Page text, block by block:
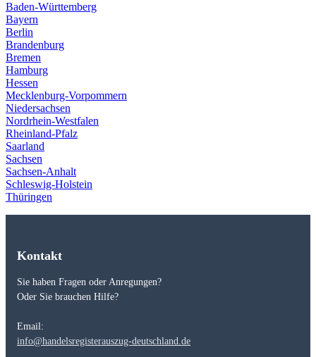
Baden-Württemberg
Bayern
Berlin
Brandenburg
Bremen
Hamburg
Hessen
Mecklenburg-Vorpommern
Niedersachsen
Nordrhein-Westfalen
Rheinland-Pfalz
Saarland
Sachsen
Sachsen-Anhalt
Schleswig-Holstein
Thüringen
Kontakt
Sie haben Fragen oder Anregungen?
Oder Sie brauchen Hilfe?
Email:
info@handelsregisterauszug-deutschland.de